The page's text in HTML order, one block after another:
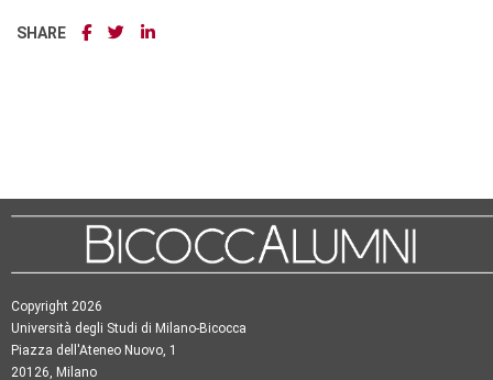
SHARE
Copyright 2026
Università degli Studi di Milano-Bicocca
Piazza dell'Ateneo Nuovo, 1
20126, Milano